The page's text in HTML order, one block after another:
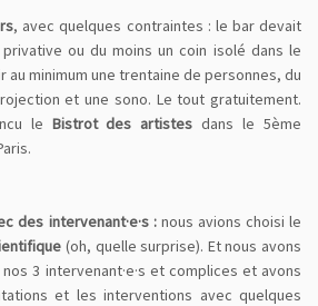
, avec quelques contraintes : le bar devait
ou du moins un coin isolé dans le
au minimum une trentaine de personnes, du
et une sono. Le tout gratuitement.
le Bistrot des artistes dans le 5ème
des intervenant·e·s : nous avions choisi le
(oh, quelle surprise). Et nous avons
3 intervenant·e·s et complices et avons
et les interventions avec quelques